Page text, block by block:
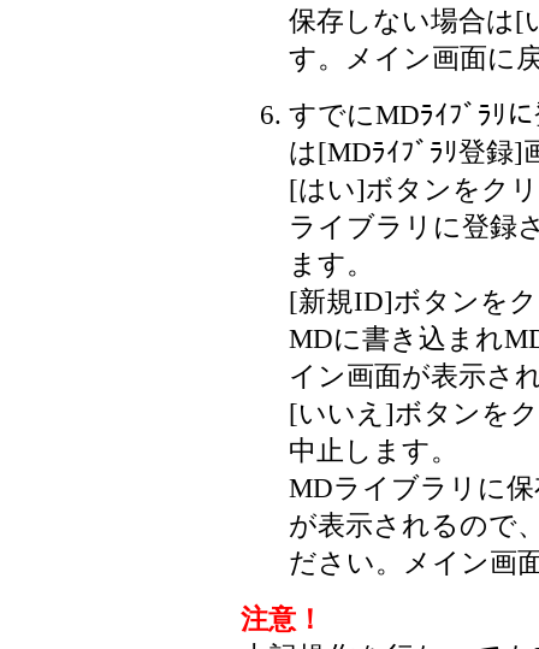
保存しない場合は[
す。メイン画面に
すでにMDﾗｲﾌﾞﾗﾘ
は[MDﾗｲﾌﾞﾗﾘ登録]
[はい]ボタンをク
ライブラリに登録
ます。
[新規ID]ボタンを
MDに書き込まれ
イン画面が表示さ
[いいえ]ボタンを
中止します。
MDライブラリに
が表示されるので
ださい。メイン画
注意！